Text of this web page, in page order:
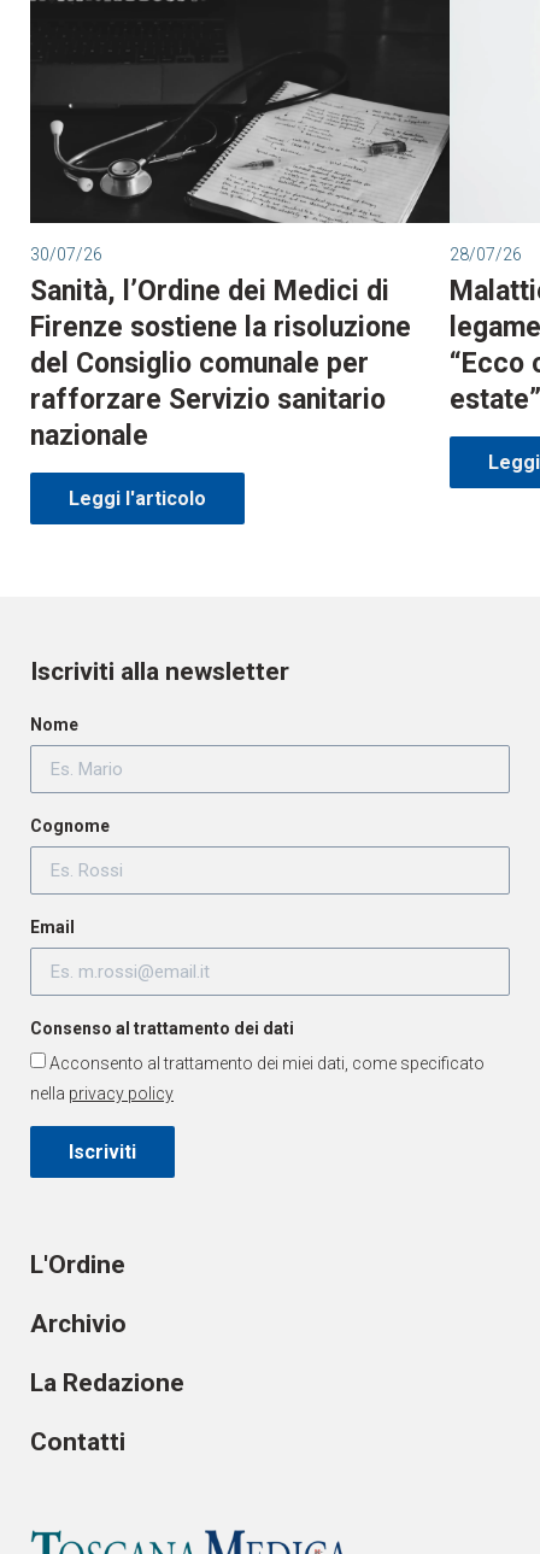
30/07/26
Sanità, l’Ordine dei Medici di
Firenze sostiene la risoluzione
del Consiglio comunale per
rafforzare Servizio sanitario
nazionale
Leggi l'articolo
28/07/26
“Ecco
estate”
L'Ordine
Archivio
La Redazione
Contatti
Iscriviti alla newsletter
Nome
Cognome
Email
Consenso al trattamento dei dati
Acconsento al trattamento dei miei dati, come specificato
nella privacy policy
Iscriviti